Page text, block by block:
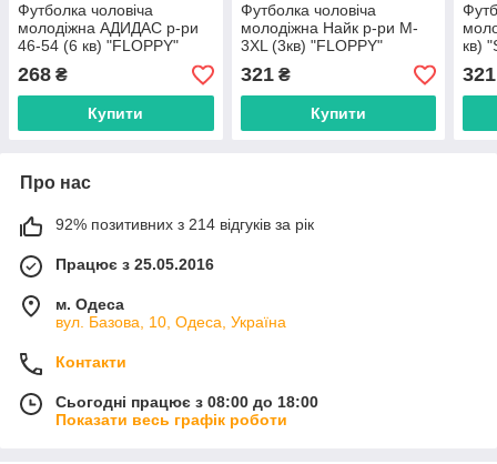
Футболка чоловіча
молодіжна АДИДАС р-ри
46-54 (6 кв) "FLOPPY"
недорогою групою від
прямого постачальника
268 ₴
Купити
Футболка чоловіча
молодіжна Найк р-ри M-
3XL (3кв) "FLOPPY"
недорогою групою від
прямого постачальника
321₴
Купити
кв)
321
Про нас
92% позитивних з 214 відгуків за рік
Працює з 25.05.2016
м. Одеса
вул. Базова, 10, Одеса, Україна
Контакти
Сьогодні працює з 08:00 до 18:00
Показати весь графік роботи